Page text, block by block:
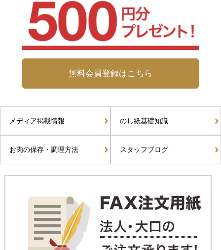
無料会員登録はこちら
メディア掲載情報 のし紙基礎知識
お肉の保存・調理方法 スタッフブログ